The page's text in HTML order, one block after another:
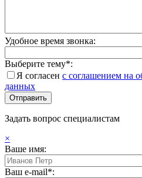
Удобное время звонка:
Выберите тему*:
Я согласен с соглашением на
данных
Задать вопрос специалистам
×
Ваше имя:
Ваш e-mail*: